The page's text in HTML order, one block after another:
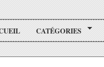
CATÉGORIES